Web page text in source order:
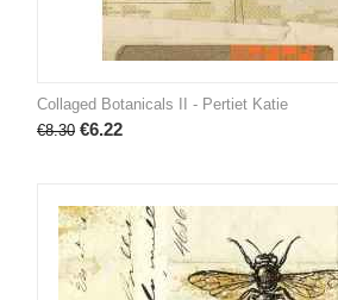
Collaged Botanicals II - Pertiet Katie
€8.30 €6.22